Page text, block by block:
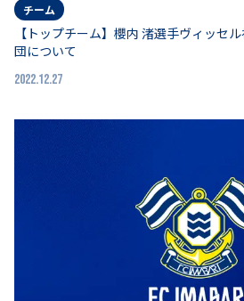
チーム
【トップチーム】櫻内 渚選手ヴィッセ
団について
2022.12.27